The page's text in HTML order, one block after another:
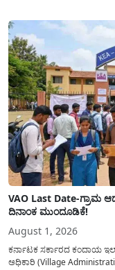
VAO Last Date-ಗ್ರಾಮ
ದಿನಾಂಕ ಮುಂದೂಡಿಕೆ!
August 1, 2026
ಕರ್ನಾಟಕ ಸರ್ಕಾರದ ಕಂದಾಯ
ಅಧಿಕಾರಿ (Village